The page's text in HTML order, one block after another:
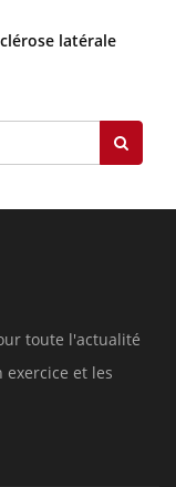
latérale
toute l'actualité
et les